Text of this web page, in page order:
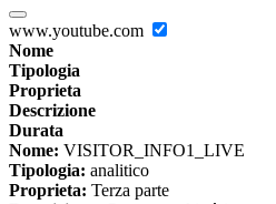
www.youtube.com
Nome
Tipologia
Proprieta
Descrizione
Durata
Nome: VISITOR_INFO1_LIVE
Tipologia: analitico
Proprieta: Terza parte